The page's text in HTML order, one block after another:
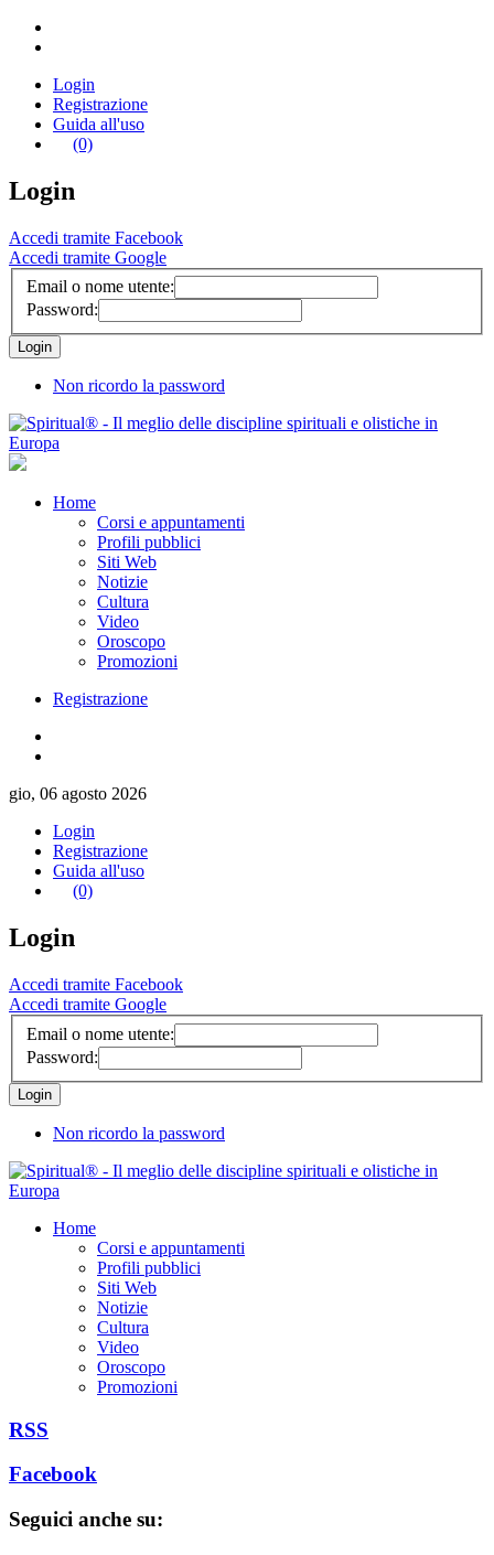
Login
Registrazione
Guida all'uso
(0)
Login
Accedi tramite Facebook
Accedi tramite Google
Email o nome utente:
Password:
Non ricordo la password
Home
Corsi e appuntamenti
Profili pubblici
Siti Web
Notizie
Cultura
Video
Oroscopo
Promozioni
Registrazione
gio, 06 agosto 2026
Login
Registrazione
Guida all'uso
(0)
Login
Accedi tramite Facebook
Accedi tramite Google
Email o nome utente:
Password:
Non ricordo la password
Home
Corsi e appuntamenti
Profili pubblici
Siti Web
Notizie
Cultura
Video
Oroscopo
Promozioni
RSS
Facebook
Seguici anche su: